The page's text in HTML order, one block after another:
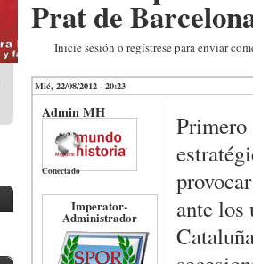
Prat de
Inicie sesión o regístrese para enviar
Mié, 22/08/2012 - 20:23
Admin MH
Conectado
Imperator-
Administrador
ante